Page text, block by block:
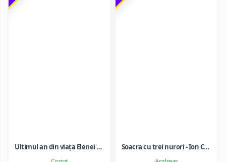
Ultimul an din viața Elenei Ceaușescu - LAVINIA BETEA Soacra cu trei nurori - Ion Creanga